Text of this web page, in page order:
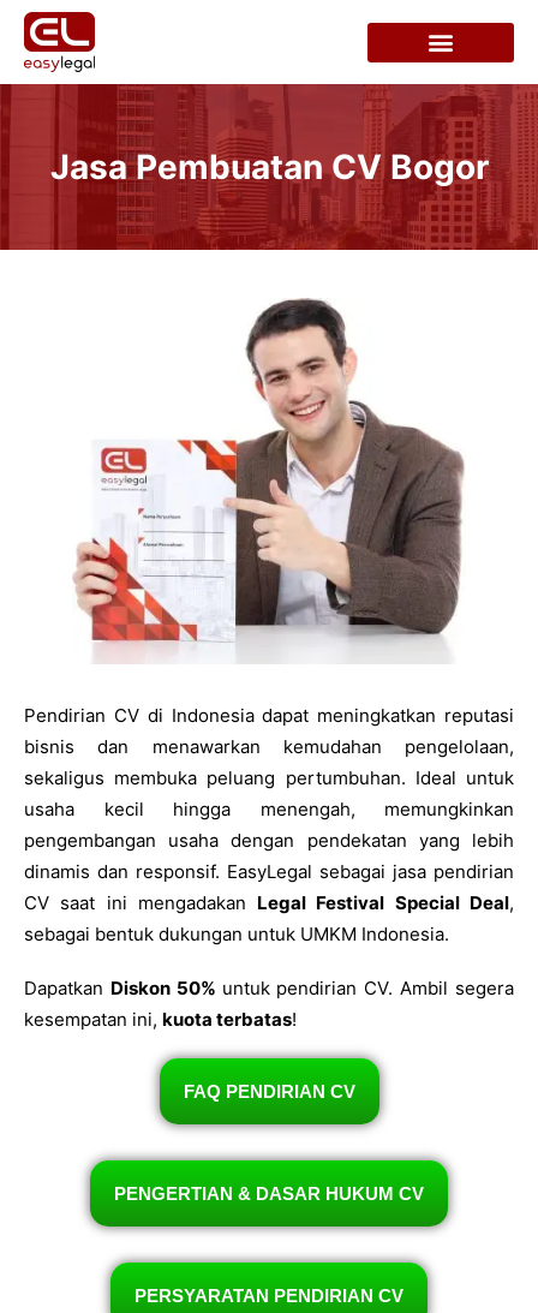
Jasa Pembuatan CV Bogor
Pendirian CV di Indonesia dapat meningkatkan reputasi
bisnis dan menawarkan kemudahan pengelolaan,
sekaligus membuka peluang pertumbuhan. Ideal untuk
usaha kecil hingga menengah, memungkinkan
pengembangan usaha dengan pendekatan yang lebih
dinamis dan responsif. EasyLegal sebagai jasa pendirian
CV saat ini mengadakan Legal Festival Special Deal,
sebagai bentuk dukungan untuk UMKM Indonesia.
Dapatkan Diskon 50% untuk pendirian CV. Ambil segera
kesempatan ini, kuota terbatas!
FAQ PENDIRIAN CV
PENGERTIAN & DASAR HUKUM CV
PERSYARATAN PENDIRIAN CV